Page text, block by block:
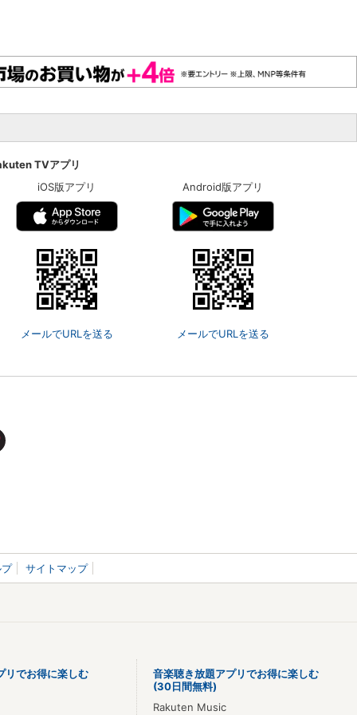
TVアプリ
iOS版アプリ
メールでURLを送る
Android版アプリ
メールでURLを送る
サイトマップ
リでお得に楽しむ
音楽聴き放題アプリでお得に楽しむ
(30日間無料)
Rakuten Music